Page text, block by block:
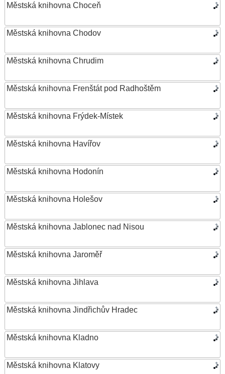
Městská knihovna Choceň
Městská knihovna Chodov
Městská knihovna Chrudim
Městská knihovna Frenštát pod Radhoštěm
Městská knihovna Frýdek-Místek
Městská knihovna Havířov
Městská knihovna Hodonín
Městská knihovna Holešov
Městská knihovna Jablonec nad Nisou
Městská knihovna Jaroměř
Městská knihovna Jihlava
Městská knihovna Jindřichův Hradec
Městská knihovna Kladno
Městská knihovna Klatovy